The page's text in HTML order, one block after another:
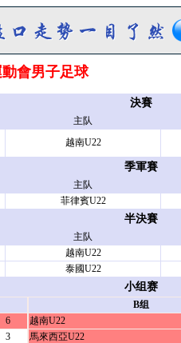
會男子足球
決賽
主队
越南U22
季軍賽
主队
菲律賓U22
半決賽
主队
越南U22
泰國U22
小组赛
6
3
B组
越南U22
馬來西亞U22